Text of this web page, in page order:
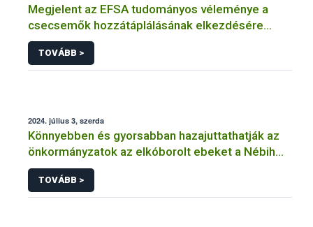
Megjelent az EFSA tudományos véleménye a
csecsemők hozzátáplálásának elkezdésére
alkalmas életkor meghatározásáról
TOVÁBB >
2024. július 3, szerda
Könnyebben és gyorsabban hazajuttathatják az
önkormányzatok az elkóborolt ebeket a Nébih
fejlesztésével
TOVÁBB >